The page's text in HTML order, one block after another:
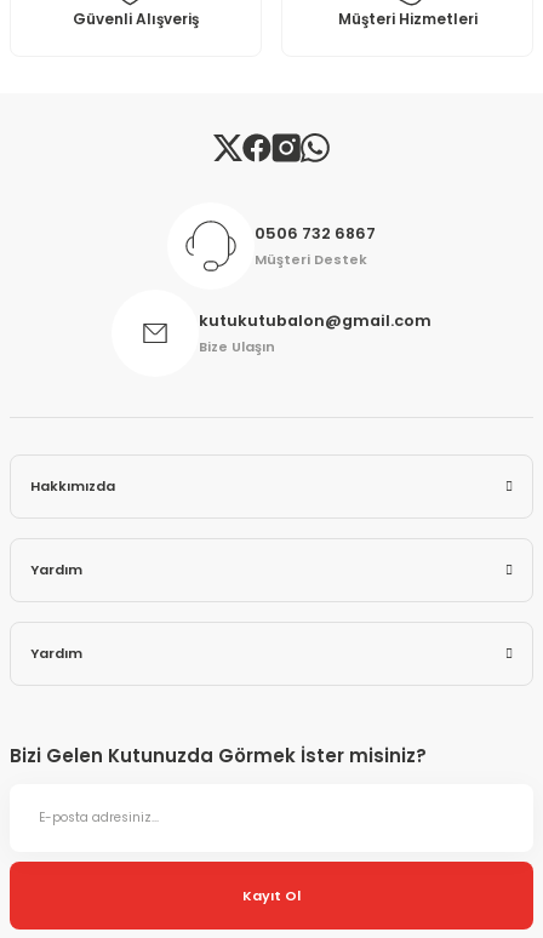
Gönder
Güvenli Alışveriş Müşteri Hizmetleri
0506 732 6867
Müşteri Destek
kutukutubalon@gmail.com
Bize Ulaşın
Hakkımızda
Yardım
Yardım
Bizi Gelen Kutunuzda Görmek İster misiniz?
Kayıt Ol